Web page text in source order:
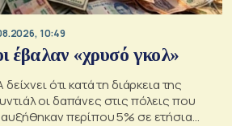
10:49
έβαλαν «χρυσό γκολ»
ότι κατά τη διάρκεια της
οι δαπάνες στις πόλεις που
περίπου 5% σε ετήσια